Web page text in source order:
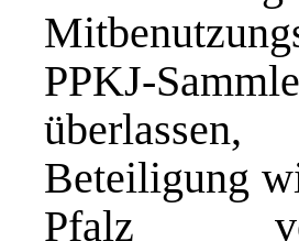
PPKJ-
Beteiligung
Pfalz